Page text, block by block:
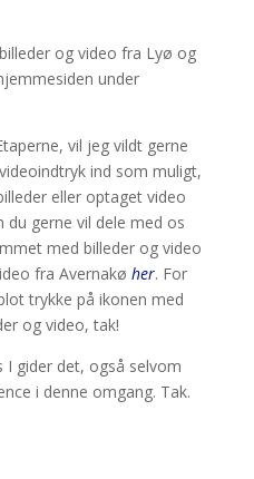
og video fra Lyø og
under
vil jeg vildt gerne
ind som muligt,
eller optaget video
gerne vil dele med os
med billeder og video
fra Avernakø her. For
trykke på ikonen med
og video, tak!
I gider det, også selvom
i denne omgang. Tak.